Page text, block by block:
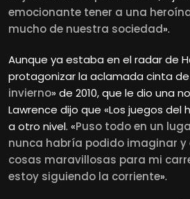
emocionante tener a una
mucho de nuestra sociedad».
Aunque ya estaba en el radar de
protagonizar la aclamada cinta
invierno» de 2010, que le dio una
Lawrence dijo que «Los juegos del
a otro nivel. «Puso todo en un
nunca habría podido imaginar y
cosas maravillosas para mi
estoy siguiendo la corriente».